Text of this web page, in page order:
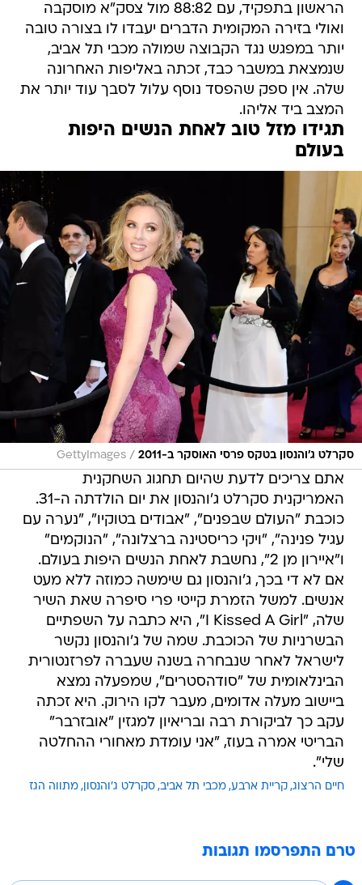
הראשון בתפקיד, עם 88:82 מול צסק"א מוסקבה
ואולי בזירה המקומית הדברים יעבדו לו בצורה טובה
יותר במפגש נגד הקבוצה שמולה מכבי תל אביב,
שנמצאת במשבר כבד, זכתה באליפות האחרונה
שלה. אין ספק שהפסד נוסף עלול לסבך עוד יותר את
המצב ביד אליהו.
תגידו מזל טוב לאחת הנשים היפות
בעולם
סקרלט ג'והנסון בטקס פרסי האוסקר ב-2011 /
GettyImages
אתם צריכים לדעת שהיום תחגוג השחקנית
האמריקנית סקרלט ג'והנסון את יום הולדתה ה-31.
כוכבת "העולם שבפנים", "אבודים בטוקיו", "נערה עם
עגיל פנינה", "ויקי כריסטינה ברצלונה", "הנוקמים"
ו"איירון מן 2", נחשבת לאחת הנשים היפות בעולם.
אם לא די בכך, ג'והנסון גם שימשה כמוזה ללא מעט
אנשים. למשל הזמרת קייטי פרי סיפרה שאת השיר
שלה, "I Kissed A Girl", היא כתבה על השפתיים
הבשרניות של הכוכבת. שמה של ג'והנסון נקשר
לישראל לאחר שנבחרה בשנה שעברה לפרזנטורית
הבינלאומית של "סודהסטרים", שמפעלה נמצא
ביישוב מעלה אדומים, מעבר לקו הירוק. היא זכתה
עקב כך לביקורת רבה ובריאיון למגזין "אובזרבר"
הבריטי אמרה בעוז, "אני עומדת מאחורי ההחלטה
שלי".
חיים הרצוג קריית ארבע מכבי תל אביב סקרלט ג'והנסון מתווה הגז
טרם התפרסמו תגובות